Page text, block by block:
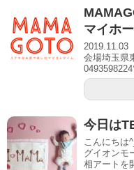
マイホ
2019.11.03
会場埼玉県
0493598224
今日は
こんにちは
グイオンモ
相アートを